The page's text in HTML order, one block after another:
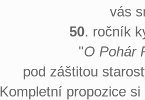
vás
50. ročník
"O Pohár
pod záštitou
Kompletní propozice